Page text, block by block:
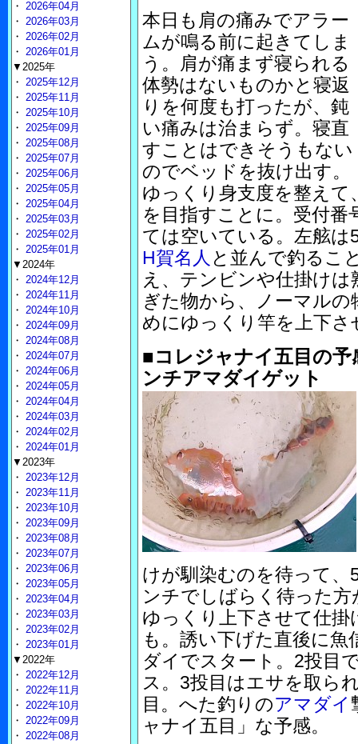
本日も肩の痛みでアラー
ムが鳴る前に起きてしま
う。肩が痛まず寝られる
体勢はないものかと寝返
りを何度も打ったが、鈍
い痛みは治まらず。寝直
すことはできそうもない
のでベッドを抜け出す。
ゆっくり身支度を整えて
を目指すことに。受付番
ては空いている。左舷
H賀名人 と並んで釣るこ
え、テンビンや仕掛けは
ぎた物から、ノーマル
めにゆっくり竿を上下
■コレジャナイ五目の
ンチアマダイゲット
けが馴染むのを待って
ンチでしばらく待った
ゆっくり上下させて仕
も。誘い下げた直後に
ダイでスタート。2投目
ス。3投目はエサを取ら
目。へた釣りのアマダイ
ャナイ五目」な予感。
・ 2026年04月
・ 2026年03月
・ 2026年02月
・ 2026年01月
▼2025年
・ 2025年12月
・ 2025年11月
・ 2025年10月
・ 2025年09月
・ 2025年08月
・ 2025年07月
・ 2025年06月
・ 2025年05月
・ 2025年04月
・ 2025年03月
・ 2025年02月
・ 2025年01月
▼2024年
・ 2024年12月
・ 2024年11月
・ 2024年10月
・ 2024年09月
・ 2024年08月
・ 2024年07月
・ 2024年06月
・ 2024年05月
・ 2024年04月
・ 2024年03月
・ 2024年02月
・ 2024年01月
▼2023年
・ 2023年12月
・ 2023年11月
・ 2023年10月
・ 2023年09月
・ 2023年08月
・ 2023年07月
・ 2023年06月
・ 2023年05月
・ 2023年04月
・ 2023年03月
・ 2023年02月
・ 2023年01月
▼2022年
・ 2022年12月
・ 2022年11月
・ 2022年10月
・ 2022年09月
・ 2022年08月